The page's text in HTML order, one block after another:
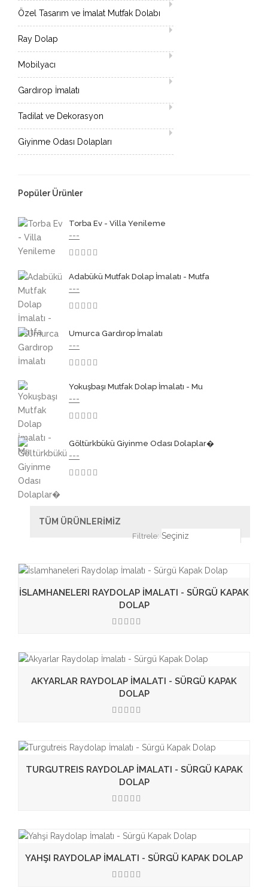
Özel Tasarım ve İmalat Mutfak Dolabı
Ray Dolap
Mobilyacı
Gardırop İmalatı
Tadilat ve Dekorasyon
Giyinme Odası Dolapları
Popüler Ürünler
Torba Ev - Villa Yenileme
---
Adabükü Mutfak Dolap İmalatı - Mutfa
---
Umurca Gardırop İmalatı
---
Yokuşbaşı Mutfak Dolap İmalatı - Mu
---
Göltürkbükü Giyinme Odası Dolaplar�
---
TÜM ÜRÜNLERİMİZ
Filtrele:
İSLAMHANELERI RAYDOLAP İMALATI - SÜRGÜ KAPAK
DOLAP
AKYARLAR RAYDOLAP İMALATI - SÜRGÜ KAPAK
DOLAP
TURGUTREIS RAYDOLAP İMALATI - SÜRGÜ KAPAK
DOLAP
YAHŞI RAYDOLAP İMALATI - SÜRGÜ KAPAK DOLAP